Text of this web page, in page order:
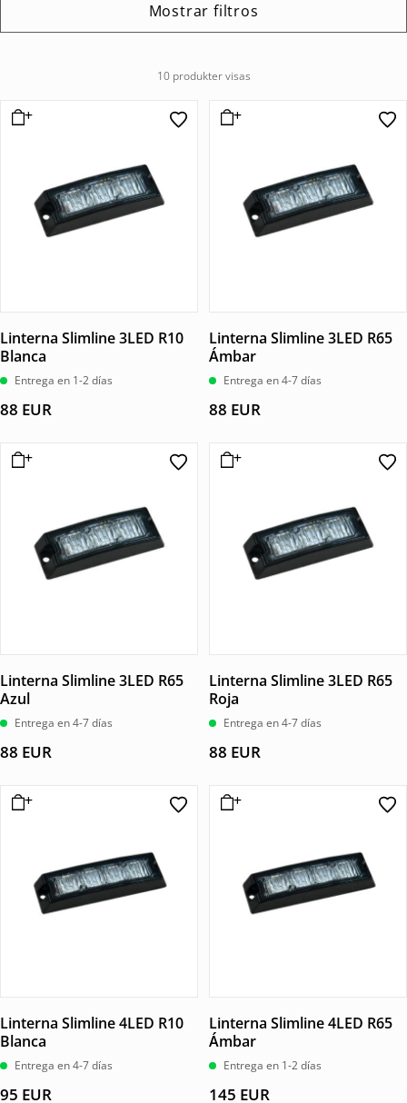
Mostrar filtros
10 produkter visas
Linterna Slimline 3LED R10
Blanca
Entrega en 1-2 días
88 EUR
Linterna Slimline 3LED R65
Ámbar
Entrega en 4-7 días
88 EUR
Linterna Slimline 3LED R65
Azul
Entrega en 4-7 días
88 EUR
Linterna Slimline 3LED R65
Roja
Entrega en 4-7 días
88 EUR
Linterna Slimline 4LED R10
Blanca
Entrega en 4-7 días
95 EUR
Linterna Slimline 4LED R65
Ámbar
Entrega en 1-2 días
145 EUR